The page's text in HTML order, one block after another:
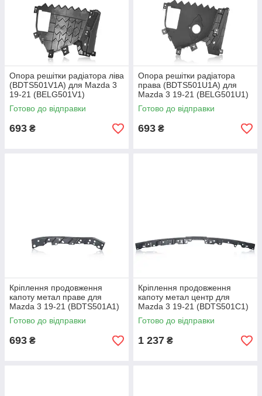
Опора решітки радіатора ліва
(BDTS501V1A) для Mazda 3
19-21 (BELG501V1)
Готово до відправки
693 ₴
Опора решітки радіатора
права (BDTS501U1A) для
Mazda 3 19-21 (BELG501U1)
Готово до відправки
693 ₴
Кріплення продовження
капоту метал праве для
Mazda 3 19-21 (BDTS501A1)
Готово до відправки
693 ₴
Кріплення продовження
капоту метал центр для
Mazda 3 19-21 (BDTS501C1)
Готово до відправки
1 237 ₴